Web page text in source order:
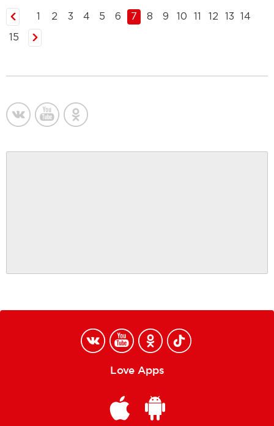
2 3 4 5 6 7 8 9 10 12 13 14
15
Love Apps